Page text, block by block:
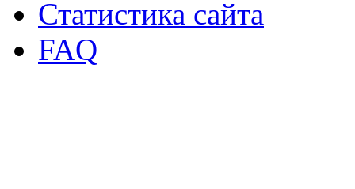
Статистика сайта
FAQ